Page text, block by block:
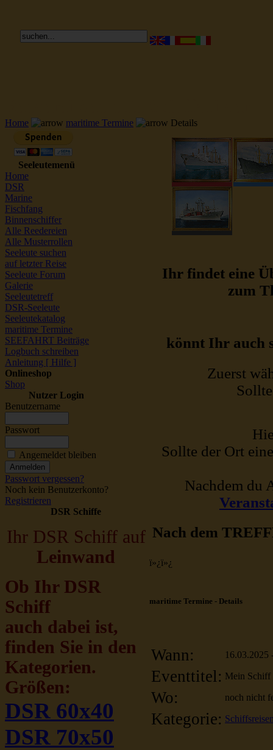
Home maritime Termine Details
Seeleutemenü
Home
DSR
Marine
Fischfang
Binnenschiffer
Alle Reedereien
Alle Musterrollen
Seeleute suchen
auf letzter Reise
Seeleute Forum
Galerie
Seeleutetreff
DSR-Seeleute
Seeleutekatalog
maritime Termine
SEEFAHRT Beiträge
Logbuch schreiben
Anleitung [ Hilfe ]
Onlineshop
Shop
Nutzer Login
Benutzername
Passwort
Angemeldet bleiben
Passwort vergessen?
Noch kein Benutzerkonto?
Registrieren
DSR Schiffe
Ihr DSR Schiff auf
Leinwand
Ob Ihr DSR
Schiff
auch dabei ist,
finden Sie in den
Kategorien.
Größen:
DSR 60x40
DSR 70x50
Ihr findet eine
zum
könnt Ihr auch
Zuerst
Sollte der Ort
Nachdem du
Nach dem
ï»¿ï»¿
maritime Termine - Details
Wann: 16.03.2025
Eventtitel: Mein Schiff
Wo: noch nicht
Kategorie: